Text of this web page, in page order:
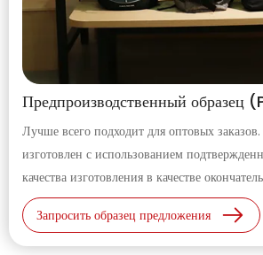
Предпроизводственный образец
Лучше всего подходит для оптовых
изготовлен с использованием
качества изготовления в качестве
перед массовым производством.
Запросить образец предложения